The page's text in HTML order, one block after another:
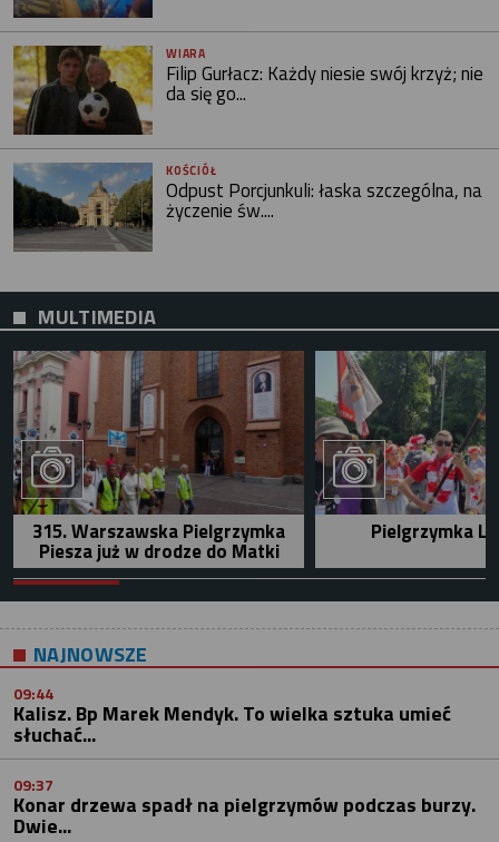
WIARA
Filip Gurłacz: Każdy niesie swój krzyż; nie
da się go...
KOŚCIÓŁ
Odpust Porcjunkuli: łaska szczególna, na
życzenie św....
MULTIMEDIA
315. Warszawska Pielgrzymka
Piesza już w drodze do Matki
Pielgrzymka
NAJNOWSZE
09:44
Kalisz. Bp Marek Mendyk. To wielka sztuka umieć
słuchać...
09:37
Konar drzewa spadł na pielgrzymów podczas burzy.
Dwie...